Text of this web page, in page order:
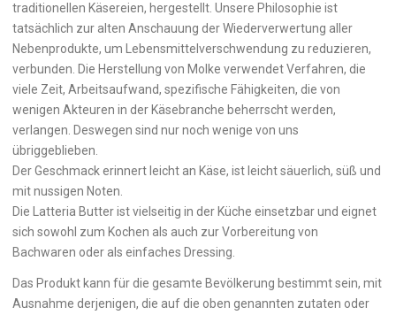
traditionellen Käsereien, hergestellt. Unsere Philosophie ist
tatsächlich zur alten Anschauung der Wiederverwertung aller
Nebenprodukte, um Lebensmittelverschwendung zu reduzieren,
verbunden. Die Herstellung von Molke verwendet Verfahren, die
viele Zeit, Arbeitsaufwand, spezifische Fähigkeiten, die von
wenigen Akteuren in der Käsebranche beherrscht werden,
verlangen. Deswegen sind nur noch wenige von uns
übriggeblieben.
Der Geschmack erinnert leicht an Käse, ist leicht säuerlich, süß und
mit nussigen Noten.
Die Latteria Butter ist vielseitig in der Küche einsetzbar und eignet
sich sowohl zum Kochen als auch zur Vorbereitung von
Bachwaren oder als einfaches Dressing.
Das Produkt kann für die gesamte Bevölkerung bestimmt sein, mit
Ausnahme derjenigen, die auf die oben genannten zutaten oder